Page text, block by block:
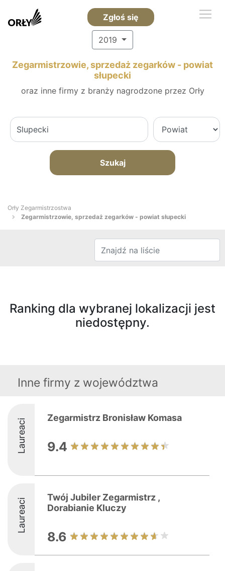
Zgłoś się
2019
Zegarmistrzowie, sprzedaż zegarków - powiat
słupecki
oraz inne firmy z branży nagrodzone przez Orły
Szukaj
Orły Zegarmistrzostwa
Zegarmistrzowie, sprzedaż zegarków - powiat słupecki
Ranking dla wybranej lokalizacji jest
niedostępny.
Inne firmy z województwa
Laureaci Zegarmistrz Bronisław Komasa
9.4
Laureaci
Twój Jubiler Zegarmistrz ,
Dorabianie Kluczy
8.6